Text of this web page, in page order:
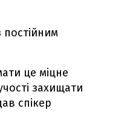
постійним
це міцне
захищати
спікер